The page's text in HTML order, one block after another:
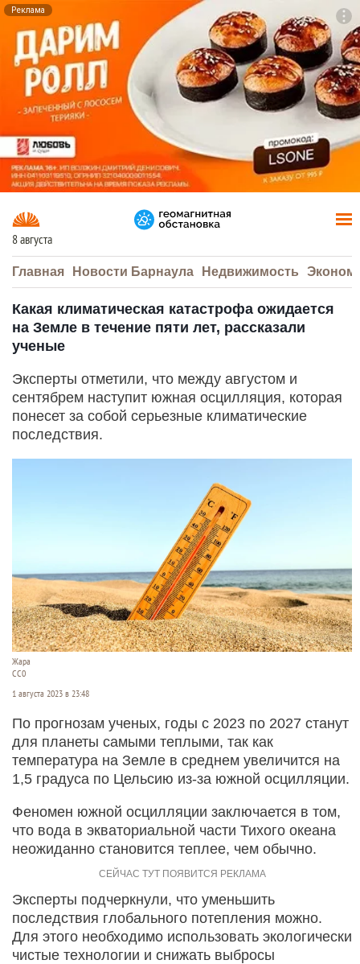
Реклама
8 августа
Главная Новости Барнаула Недвижимость
Какая климатическая катастрофа ожидается
на Земле в течение пяти лет, рассказали
ученые
Эксперты отметили, что между августом и
сентябрем наступит южная осцилляция, которая
понесет за собой серьезные климатические
последствия.
Жара
СС0
1 августа 2023 в 23:48
По прогнозам ученых, годы с 2023 по 2027 станут
для планеты самыми теплыми, так как
температура на Земле в среднем увеличится на
1,5 градуса по Цельсию из-за южной осцилляции.
Феномен южной осцилляции заключается в том,
что вода в экваториальной части Тихого океана
неожиданно становится теплее, чем обычно.
Эксперты подчеркнули, что уменьшить
последствия глобального потепления можно.
Для этого необходимо использовать экологически
чистые технологии и снижать выбросы